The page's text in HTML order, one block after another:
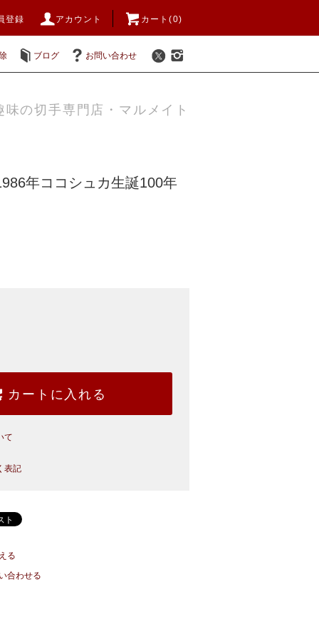
登録 アカウント カート(0)
ブログ お問い合わせ
味の切手専門店・マルメイト
年ココシュカ生誕100年
カートに入れる
て
表記
る
合わせる